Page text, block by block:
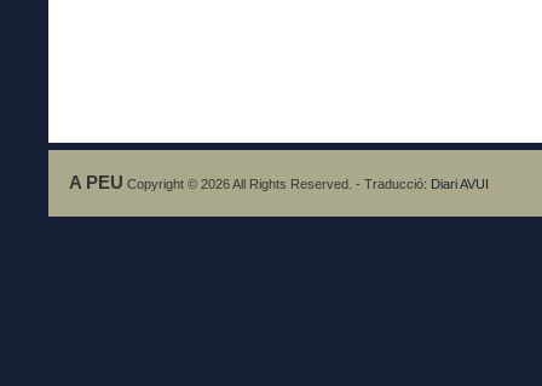
A PEU Copyright © 2026 All Rights Reserved. - Traducció: Diari AVUI